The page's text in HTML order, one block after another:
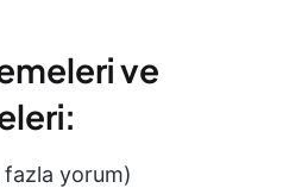
ve
yorum)